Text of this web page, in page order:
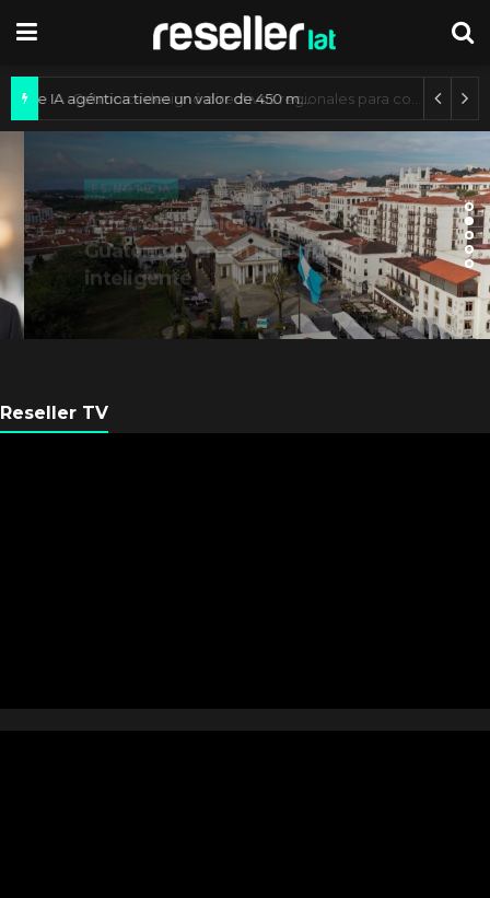
Mercado de IA agéntica tiene un valor de 450 mil millones de dólares
ES NOTICIA
Axis Communications y
Guatemala crean una ciudad
inteligente
Reseller TV